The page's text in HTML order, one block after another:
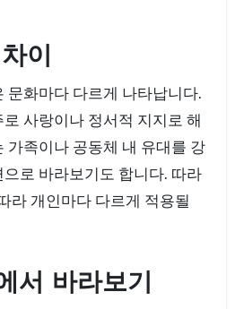
이
문화마다 다르게 나타납니다.
사랑이나 정서적 지지로 해
가족이나 공동체 내 유대를 강
로 바라보기도 합니다. 따라
라 개인마다 다르게 적용될
서 바라보기